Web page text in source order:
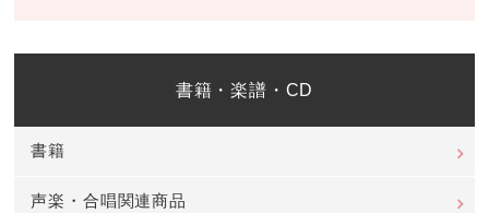
書籍・楽譜・CD
書籍
声楽・合唱関連商品